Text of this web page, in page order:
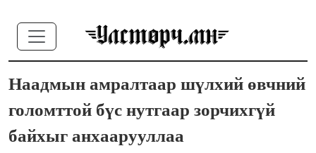
Наадмын амралтаар шүлхий өвчний
голомттой бүс нутгаар зорчихгүй
байхыг анхаарууллаа